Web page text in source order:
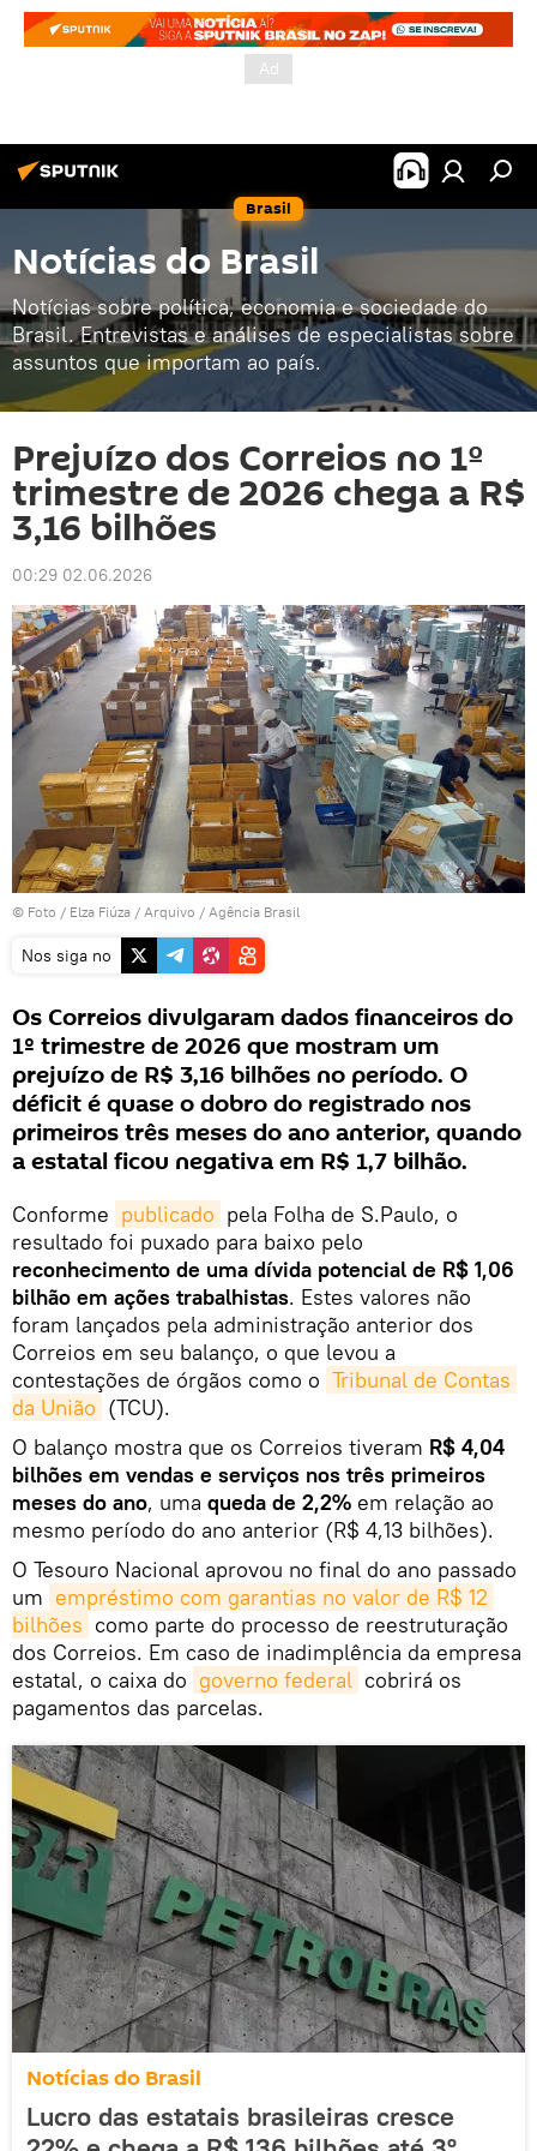
Brasil
Notícias do Brasil
Notícias sobre política, economia e sociedade do
Brasil. Entrevistas e análises de especialistas sobre
assuntos que importam ao país.
Prejuízo dos Correios no 1º
trimestre de 2026 chega a R$
3,16 bilhões
00:29 02.06.2026
© Foto / Elza Fiúza / Arquivo / Agência Brasil
Nos siga no
Os Correios divulgaram dados financeiros do
1º trimestre de 2026 que mostram um
prejuízo de R$ 3,16 bilhões no período. O
déficit é quase o dobro do registrado nos
primeiros três meses do ano anterior, quando
a estatal ficou negativa em R$ 1,7 bilhão.
Conforme publicado pela Folha de S.Paulo, o
resultado foi puxado para baixo pelo
reconhecimento de uma dívida potencial de R$ 1,06
bilhão em ações trabalhistas. Estes valores não
foram lançados pela administração anterior dos
Correios em seu balanço, o que levou a
contestações de órgãos como o Tribunal de Contas
da União (TCU).
O balanço mostra que os Correios tiveram R$ 4,04
bilhões em vendas e serviços nos três primeiros
meses do ano, uma queda de 2,2% em relação ao
mesmo período do ano anterior (R$ 4,13 bilhões).
O Tesouro Nacional aprovou no final do ano passado
um empréstimo com garantias no valor de R$ 12
bilhões como parte do processo de reestruturação
dos Correios. Em caso de inadimplência da empresa
estatal, o caixa do governo federal cobrirá os
pagamentos das parcelas.
Notícias do Brasil
Lucro das estatais brasileiras cresce